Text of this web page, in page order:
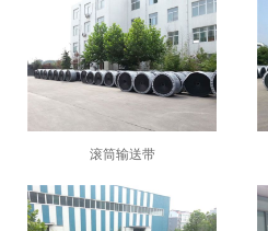
滚筒输送带